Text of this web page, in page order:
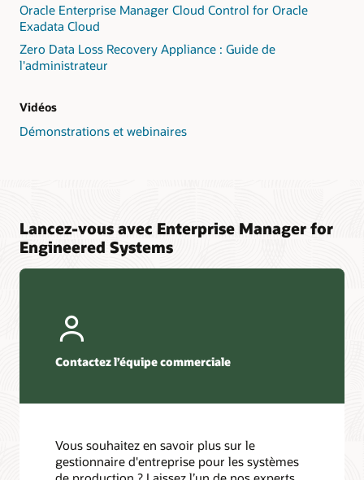
Oracle Enterprise Manager Cloud Control for Oracle
Exadata Cloud
Zero Data Loss Recovery Appliance : Guide de
l'administrateur
Vidéos
Démonstrations et webinaires
Lancez-vous avec Enterprise Manager for
Engineered Systems
Contactez l’équipe commerciale
Vous souhaitez en savoir plus sur le
gestionnaire d'entreprise pour les systèmes